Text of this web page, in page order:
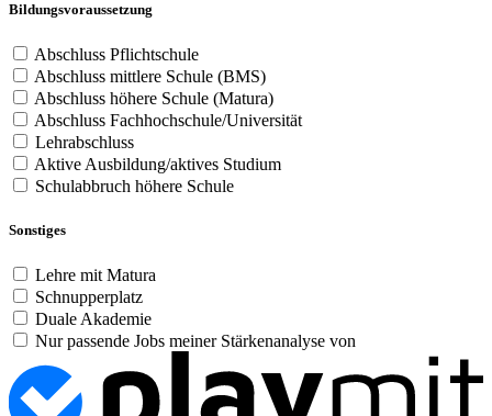
Bildungsvoraussetzung
Abschluss Pflichtschule
Abschluss mittlere Schule (BMS)
Abschluss höhere Schule (Matura)
Abschluss Fachhochschule/Universität
Lehrabschluss
Aktive Ausbildung/aktives Studium
Schulabbruch höhere Schule
Sonstiges
Lehre mit Matura
Schnupperplatz
Duale Akademie
Nur passende Jobs meiner Stärkenanalyse von